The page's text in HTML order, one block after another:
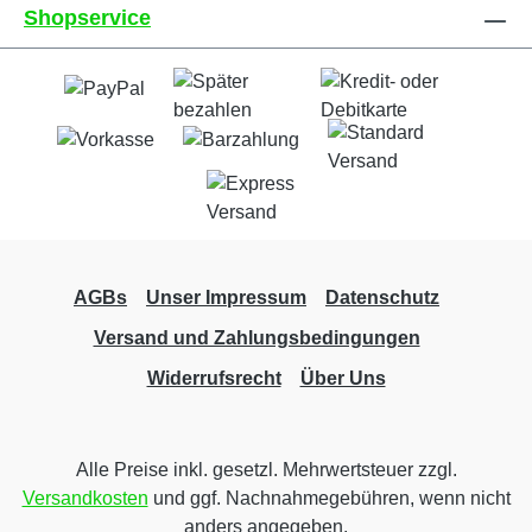
und 100% lösungsmittelfrei• PVC Frontlit
Banner, Planenmaterial, 510g/qm•
Brandschutzklasse B1 Zertifizierung, schwer
entflammbar• umweltfreundlicher Latex-
Digitaldruck 1440dpi• fotorealistischer Druck•
100% wetterfest + UV-beständig,
wiederverwendbar• wasserbeständig• für den
Außenbereich und Innenbereich•
Shopservice
AGBs Unser Impressum
Datenschutz
Versand und Zahlungsbedingungen
Widerrufsrecht
Über Uns
Alle Preise inkl. gesetzl. Mehrwertsteuer zzgl.
Versandkosten und ggf. Nachnahmegebühren, wenn nicht
anders angegeben.